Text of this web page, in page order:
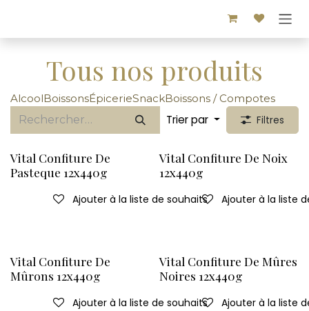
Tous nos produits
AlcoolBoissonsÉpicerieSnackBoissons / Compotes
Trier par Filtres
Vital Confiture De
Pasteque 12x440g
Ajouter à la liste de souhaits
Vital Confiture De Noix
12x440g
Ajouter à la liste
Vital Confiture De
Mûrons 12x440g
Ajouter à la liste de souhaits
Vital Confiture De Mûres
Noires 12x440g
Ajouter à la liste